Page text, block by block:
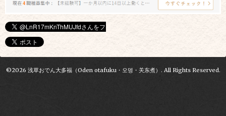
©2026 浅草おでん大多福（Oden otafuku・오뎅・关东煮） . All Rights Reserved.